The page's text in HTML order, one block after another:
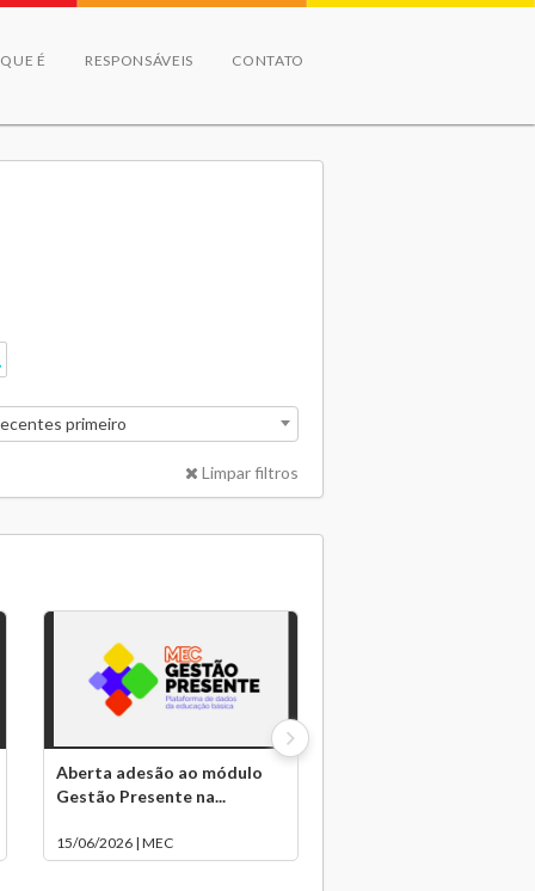
É RESPONSÁVEIS CONTATO
primeiro
Limpar filtros
Aberta adesão ao módulo
Gestão Presente na...
15/06/2026 | MEC